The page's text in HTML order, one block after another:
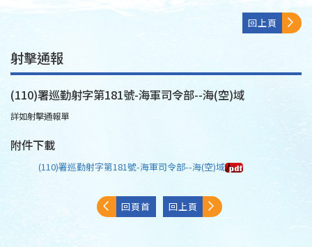
回上頁
射擊通報
(110)署巡勤射字第181號-海軍司令部--海(空)域
詳如射擊通報單
附件下載
(110)署巡勤射字第181號-海軍司令部--海(空)域
回頁首 回上頁